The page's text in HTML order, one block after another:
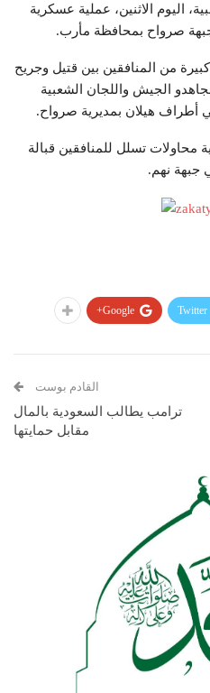
اليوم الاثنين، عملية عسكرية
صرواح بمحافظة مأرب.
من المنافقين بين قتيل وجريح
الجيش واللجان الشعبية
أطراف هيلان بمديرية صرواح.
محاولات تسلل للمنافقين قبالة
جبهة نهم.
Twitter
Google+
القادم بوست
ترامب يطالب السعودية بالمال
مقابل حمايتها